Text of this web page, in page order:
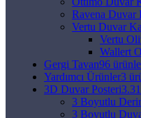
Ravena Duvar
Vertu Duvar
Vertu
Wallert
Gergi Tavan96
Yardımcı Ürünler3
3D Duvar Posteri
3 Boyutlu
3 Boyutlu